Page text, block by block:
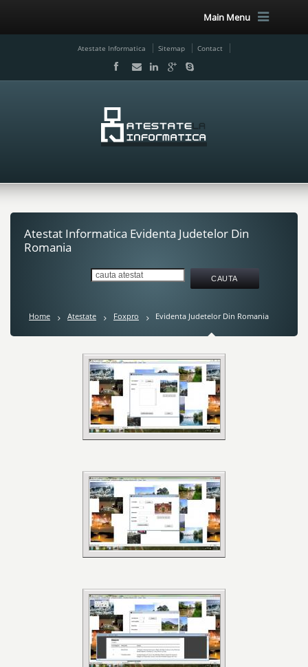
Main Menu
Atestate Informatica Sitemap Contact
Atestat Informatica Evidenta Judetelor Din
Romania
Home Atestate Foxpro Evidenta Judetelor Din Romania